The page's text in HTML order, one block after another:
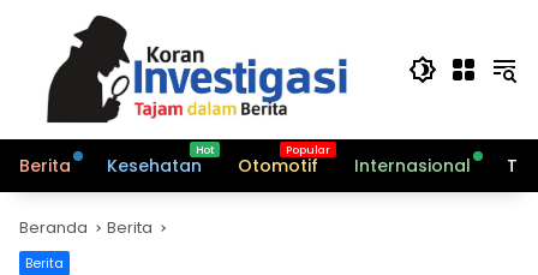
Berita Kesehatan Otomotif Internasional
Beranda Berita
Berita